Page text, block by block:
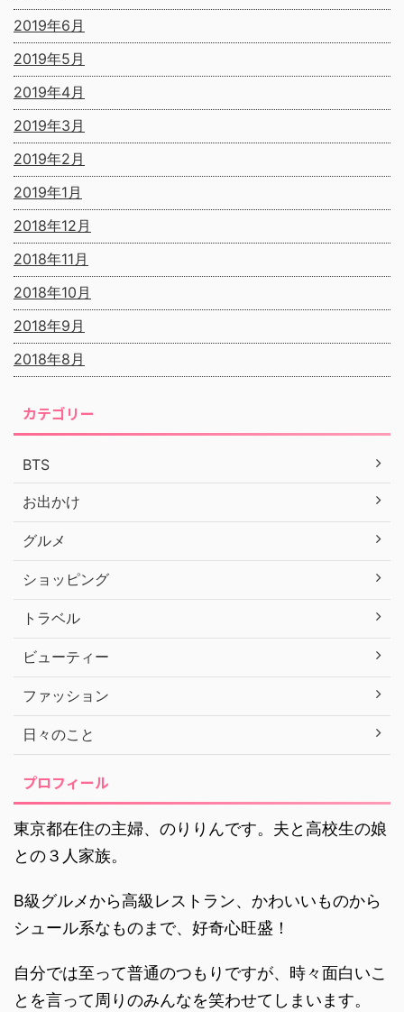
2019年6月
2019年5月
2019年4月
2019年3月
2019年2月
2019年1月
2018年12月
2018年11月
2018年10月
2018年9月
2018年8月
カテゴリー
BTS
お出かけ
グルメ
ショッピング
トラベル
ビューティー
ファッション
日々のこと
プロフィール
東京都在住の主婦、のりりんです。夫と高校生の娘
との３人家族。
B級グルメから高級レストラン、かわいいものから
シュール系なものまで、好奇心旺盛！
自分では至って普通のつもりですが、時々面白いこ
とを言って周りのみんなを笑わせてしまいます。